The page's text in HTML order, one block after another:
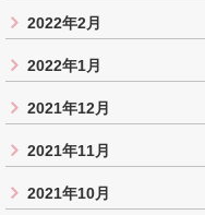
2022年2月
2022年1月
2021年12月
2021年11月
2021年10月